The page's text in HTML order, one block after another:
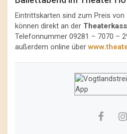
Eintrittskarten sind zum Preis von
können direkt an der
Telefonnummer 09281 – 7070 –
außerdem online über